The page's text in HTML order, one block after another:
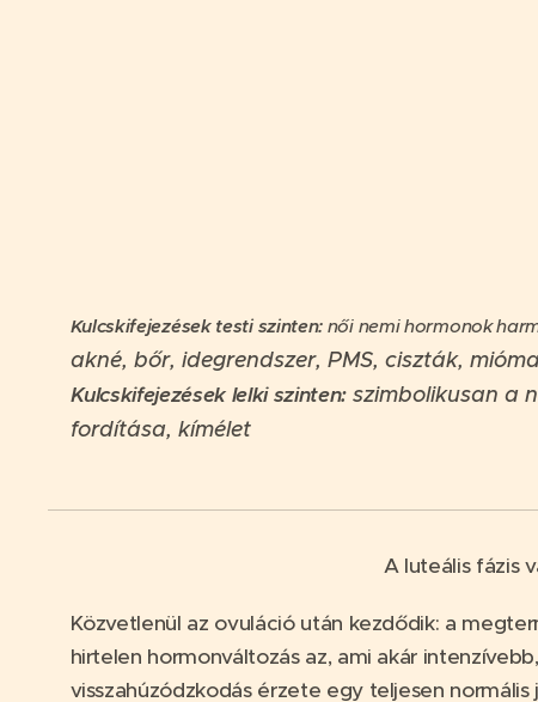
Kulcskifejezések testi szinten: női nemi hormonok
akné, bőr, idegrendszer, PMS, ciszták,
Kulcskifejezések lelki szinten: szimbolikusan a
fordítása, kímélet
A luteális fázis
Közvetlenül az ovuláció után kezdődik: a
hirtelen hormonváltozás az, ami akár
visszahúzódzkodás érzete egy teljesen normális